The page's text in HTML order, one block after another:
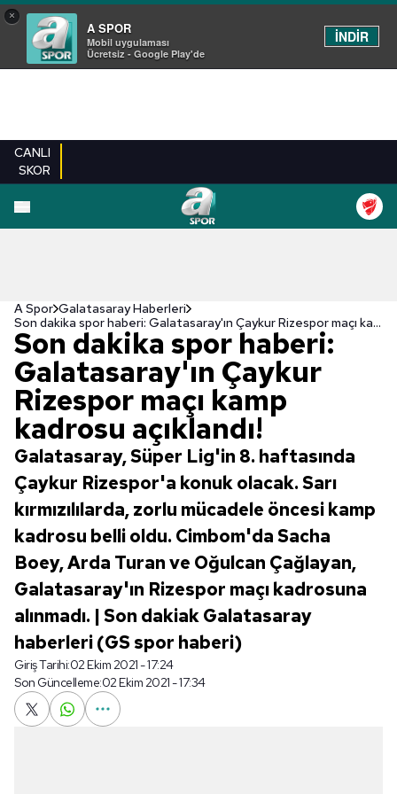
×
A SPOR
Mobil uygulaması
Ücretsiz - Google Play'de
İNDİR
CANLI
SKOR
A Spor Galatasaray Haberleri
Son dakika spor haberi: Galatasaray'ın Çaykur Rizespor maçı kamp kadrosu açıklandı!
Son dakika spor haberi:
Galatasaray'ın Çaykur
Rizespor maçı kamp
kadrosu açıklandı!
Galatasaray, Süper Lig'in 8. haftasında
Çaykur Rizespor'a konuk olacak. Sarı
kırmızılılarda, zorlu mücadele öncesi kamp
kadrosu belli oldu. Cimbom'da Sacha
Boey, Arda Turan ve Oğulcan Çağlayan,
Galatasaray'ın Rizespor maçı kadrosuna
alınmadı. | Son dakiak Galatasaray
haberleri (GS spor haberi)
Giriş Tarihi:02 Ekim 2021 - 17:24
Son Güncelleme:02 Ekim 2021 - 17:34